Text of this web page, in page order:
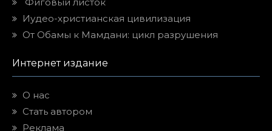
Иудео-христианская цивилизация
От Обамы к Мамдани: цикл разрушения
Интернет издание
О нас
Стать автором
Реклама